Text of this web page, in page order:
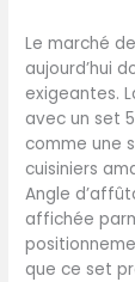
Le marché
aujourd’hui
exigeantes.
avec un set
comme une
cuisiniers
Angle
affichée
que ce set